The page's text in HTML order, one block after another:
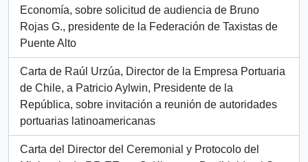
Economía, sobre solicitud de audiencia de Bruno
Rojas G., presidente de la Federación de Taxistas de
Puente Alto
Carta de Raúl Urzúa, Director de la Empresa Portuaria
de Chile, a Patricio Aylwin, Presidente de la
República, sobre invitación a reunión de autoridades
portuarias latinoamericanas
Carta del Director del Ceremonial y Protocolo del